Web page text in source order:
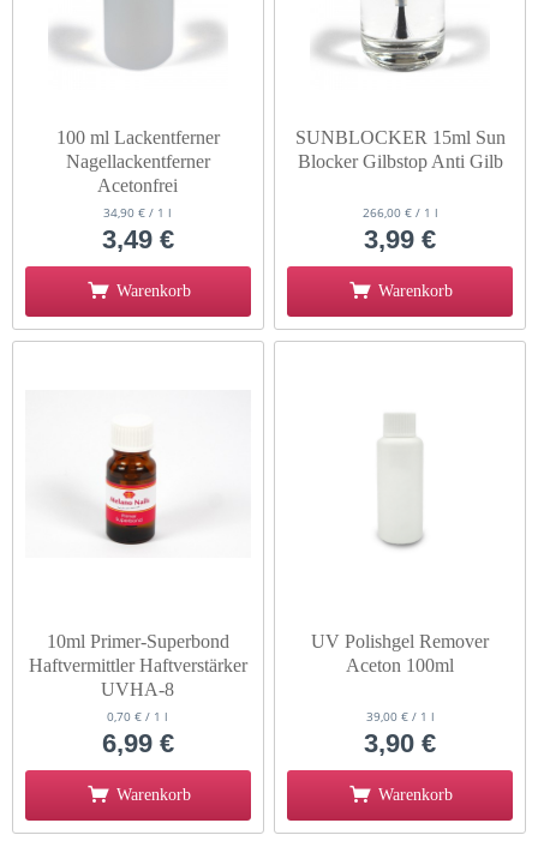
100 ml Lackentferner
Nagellackentferner
Acetonfrei
34,90 € / 1 l
3,49 €
Warenkorb
SUNBLOCKER 15ml Sun
Blocker Gilbstop Anti Gilb
266,00 € / 1 l
3,99 €
Warenkorb
10ml Primer-Superbond
Haftvermittler Haftverstärker
UVHA-8
0,70 € / 1 l
6,99 €
Warenkorb
UV Polishgel Remover
Aceton 100ml
39,00 € / 1 l
3,90 €
Warenkorb